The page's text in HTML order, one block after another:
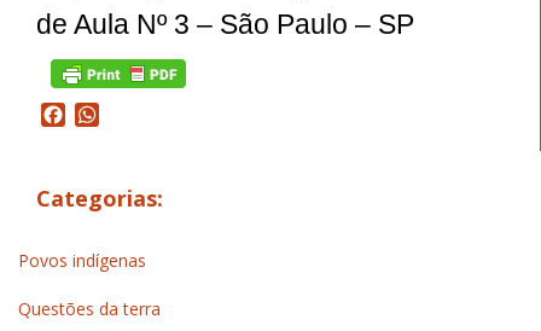
de Aula Nº 3 – São Paulo – SP
Facebook
Categorias:
Povos indígenas
Questões da terra